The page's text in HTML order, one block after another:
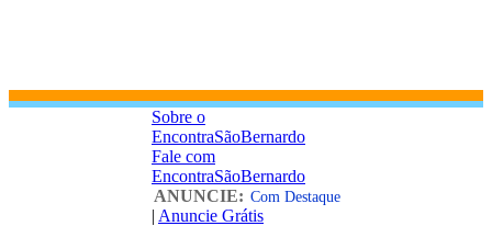
Sobre o
EncontraSãoBernardo
Fale com
EncontraSãoBernardo
ANUNCIE: Com Destaque
| Anuncie Grátis